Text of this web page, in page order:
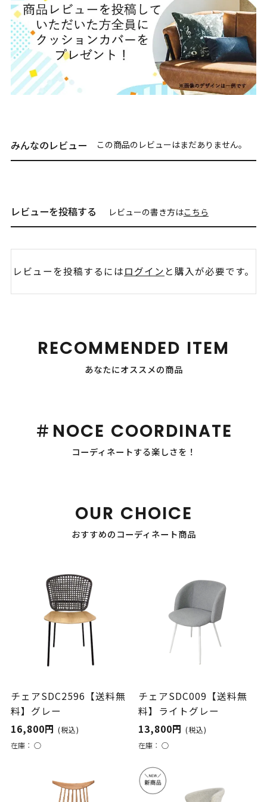
みんなのレビュー この商品のレビューはまだありません。
レビューを投稿する レビューの書き方はこちら
レビューを投稿するにはログイン と購入が必要です。
RECOMMENDED ITEM
あなたにオススメの商品
＃NOCE COORDINATE
コーディネートする楽しさを！
OUR CHOICE
おすすめのコーディネート商品
チェアSDC2596【送料無
料】グレー
16,800円 (税込)
在庫： ○
チェアSDC009【送料無
料】ライトグレー
13,800円(税込)
在庫：○